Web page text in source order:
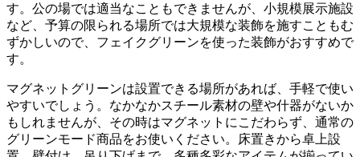
す。公の場では適当なこともできませんが、小規模展示施設
など、予算の限られる場所では大規模な装飾を施すこともむ
ずかしいので、フェイクグリーンを使った装飾がおすすめで
す。
マグネットグリーンは設置できる場所があれば、手軽で使い
やすいでしょう。なかなかスチール素材の壁や什器がないか
もしれませんが、その時はマグネットにこだわらず、通常の
グリーンモード商品をお使いください。床置きから卓上設